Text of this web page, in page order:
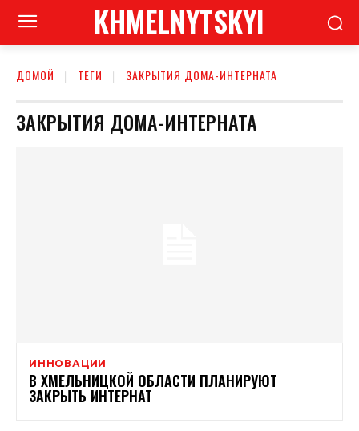
KHMELNYTSKYI
ДОМОЙ ТЕГИ ЗАКРЫТИЯ ДОМА-ИНТЕРНАТА
ЗАКРЫТИЯ ДОМА-ИНТЕРНАТА
ИННОВАЦИИ
В ХМЕЛЬНИЦКОЙ ОБЛАСТИ ПЛАНИРУЮТ
ЗАКРЫТЬ ИНТЕРНАТ